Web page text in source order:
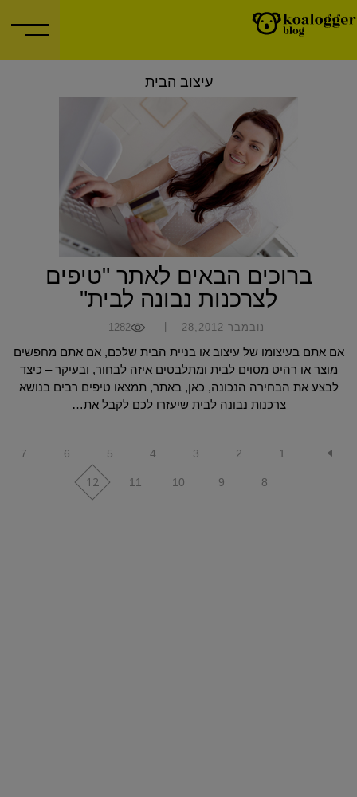
עיצוב הבית
ברוכים הבאים לאתר "טיפים
לצרכנות נבונה לבית"
נובמבר 28,2012 1282
אם אתם בעיצומו של עיצוב או בניית הבית שלכם, אם אתם מחפשים
מוצר או רהיט מסוים לבית ומתלבטים איזה לבחור, ובעיקר – כיצד
לבצע את הבחירה הנכונה, כאן, באתר, תמצאו טיפים רבים בנושא
צרכנות נבונה לבית שיעזרו לכם לקבל את…
1
2
3
4
5
6
7
8
9
10
11
12